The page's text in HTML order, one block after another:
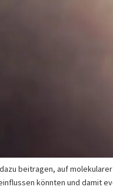
beitragen, auf
könnten und damit